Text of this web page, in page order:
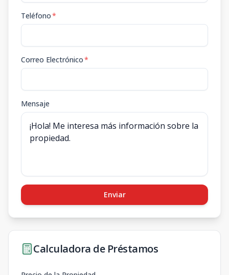
Teléfono*
Correo Electrónico*
Mensaje
Enviar
Calculadora de Préstamos